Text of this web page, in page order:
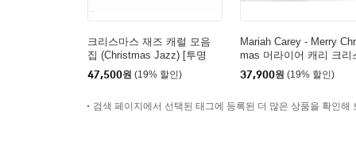
크리스마스 재즈 캐럴 모음
집 (Christmas Jazz) [투명
레드 컬러 LP]
47,500원 (19% 할인)
Mariah Carey - Merry
mas 머라이어 캐리 크리
마스 앨범 [레드 컬러 LP]
37,900원 (19% 할인)
검색 페이지에서 선택된 태그에 등록된 더 많은 상품을 확인해